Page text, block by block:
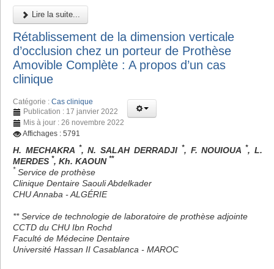
Lire la suite...
Rétablissement de la dimension verticale
d’occlusion chez un porteur de Prothèse
Amovible Complète : A propos d’un cas
clinique
Catégorie : Cas clinique
Publication : 17 janvier 2022
Mis à jour : 26 novembre 2022
Affichages : 5791
H. MECHAKRA *, N. SALAH DERRADJI *, F. NOUIOUA *, L.
MERDES *, Kh. KAOUN **
* Service de prothèse
Clinique Dentaire Saouli Abdelkader
CHU Annaba - ALGÉRIE
** Service de technologie de laboratoire de prothèse adjointe
CCTD du CHU Ibn Rochd
Faculté de Médecine Dentaire
Université Hassan II Casablanca - MAROC